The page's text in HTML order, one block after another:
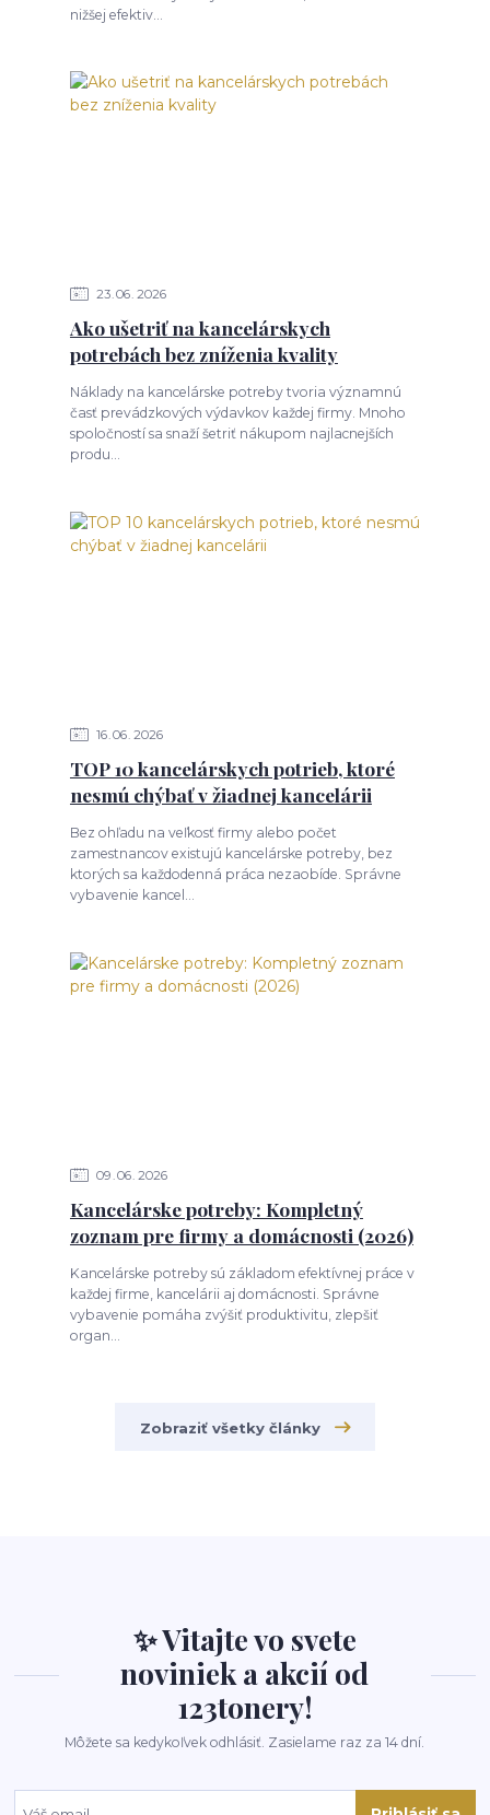
nižšej efektiv...
23 06 2026
Ako ušetriť na kancelárskych
potrebách bez zníženia kvality
Náklady na kancelárske potreby tvoria významnú
časť prevádzkových výdavkov každej firmy. Mnoho
spoločností sa snaží šetriť nákupom najlacnejších
produ...
16 06 2026
TOP 10 kancelárskych potrieb, ktoré
nesmú chýbať v žiadnej kancelárii
Bez ohľadu na veľkosť firmy alebo počet
zamestnancov existujú kancelárske potreby, bez
ktorých sa každodenná práca nezaobíde. Správne
vybavenie kancel...
09 06 2026
Kancelárske potreby: Kompletný
zoznam pre firmy a domácnosti (2026)
Kancelárske potreby sú základom efektívnej práce v
každej firme, kancelárii aj domácnosti. Správne
vybavenie pomáha zvýšiť produktivitu, zlepšiť
organ...
Zobraziť všetky články
✨ Vitajte vo svete
noviniek a akcií od
123tonery!
Môžete sa kedykoľvek odhlásiť. Zasielame raz za 14 dní.